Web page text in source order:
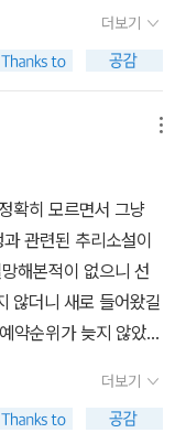
입니다. 제가 좋아하
현상들이 있어서
류했어요. 그다지 매력
해 5권이 출판되었
에 쌓인 책들을 보며
말해보려고요.^
민했지만, 설레이는
로 분류했어요. 솔직
리즈도 읽을지 살짝
있게 읽은 SF소설들.
. 판타지로 분류해야
류해야할지 고민되게
어봐야지했는데, 무라
나 펭퀸 클래식 시리
소설이지요. 영화를
더보기
확히 모르면서 그냥
관련된 추리소설이
해본적이 없으니 선
않더니 새로 들어왔길
약순위가 늦지 않았는
렇지 않고서야, 2,3번
더보기